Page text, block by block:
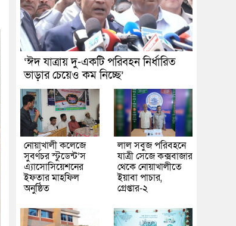
‘ঈদ যাত্রায় দু-একটি পরিবহন নির্ধারিত
ভাড়ার চেয়েও কম নিচ্ছে’
নোয়াখালী কলেজে
সুবর্ণচর স্টুডেন্ট’স
এ্যাসোসিয়েশনের
ইফতার মাহফিল
অনুষ্ঠিত
লাল সবুজ পরিবহনে
যাত্রী সেজে কক্সবাজার
থেকে নোয়াখালীতে
ইয়াবা পাচার,
গ্রেপ্তার-২